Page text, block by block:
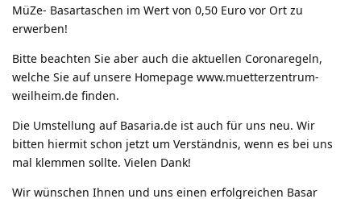
MüZe- Basartaschen im Wert von 0,50 Euro vor Ort zu
erwerben!
Bitte beachten Sie aber auch die aktuellen Coronaregeln,
welche Sie auf unsere Homepage www.muetterzentrum-
weilheim.de finden.
Die Umstellung auf Basaria.de ist auch für uns neu. Wir
bitten hiermit schon jetzt um Verständnis, wenn es bei uns
mal klemmen sollte. Vielen Dank!
Wir wünschen Ihnen und uns einen erfolgreichen Basar